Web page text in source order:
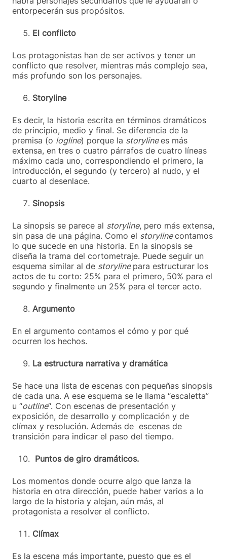
entorpecerán sus propósitos.
El conflicto
Los protagonistas han de ser activos y tener un
conflicto que resolver, mientras más complejo sea,
más profundo son los personajes.
Storyline
Es decir, la historia escrita en términos dramáticos
de principio, medio y final. Se diferencia de la
premisa (o logline) porque la storylinees más
extensa, en tres o cuatro párrafos de cuatro líneas
máximo cada uno, correspondiendo el primero, la
introducción, el segundo (y tercero) al nudo, y el
cuarto al desenlace.
Sinopsis
La sinopsis se parece al storyline, pero más extensa,
sin pasa de una página. Como el storylinecontamos
lo que sucede en una historia. En la sinopsis se
diseña la trama del cortometraje. Puede seguir un
esquema similar al de storyline para estructurar los
actos de tu corto: 25% para el primero, 50% para el
segundo y finalmente un 25% para el tercer acto.
Argumento
En el argumento contamos el cómo y por qué
ocurren los hechos.
La estructura narrativa y dramática
Se hace una lista de escenas con pequeñas sinopsis
de cada una. A ese esquema se le llama “escaletta”
u “outline“. Con escenas de presentación y
exposición, de desarrollo y complicación y de
clímax y resolución. Además de escenas de
transición para indicar el paso del tiempo.
Puntos de giro dramáticos.
Los momentos donde ocurre algo que lanza la
historia en otra dirección, puede haber varios a lo
largo de la historia y alejan, aún más, al
protagonista a resolver el conflicto.
Clímax
Es la escena más importante, puesto que es el